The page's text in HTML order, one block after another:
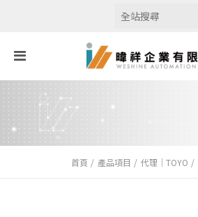
首頁 產品項目 代理｜TOYO